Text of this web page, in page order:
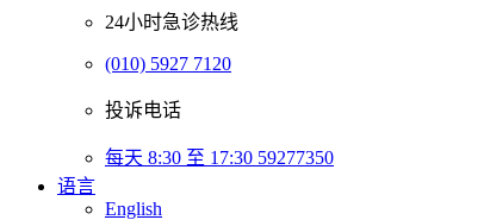
24小时急诊热线
(010) 5927 7120
投诉电话
每天 8:30 至 17:30 59277350
语言
English